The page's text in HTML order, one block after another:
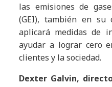
las emisiones de
(GEI), también en su
aplicará medidas de
ayudar a lograr cero
clientes y la sociedad.
Dexter Galvin,